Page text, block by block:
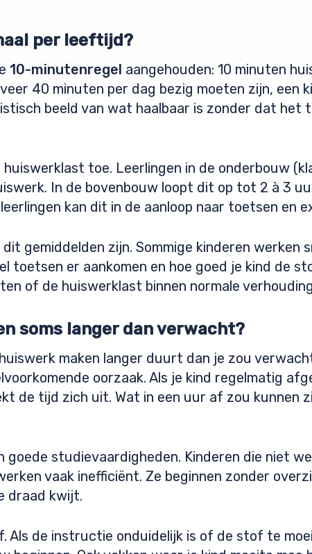
per leeftijd?
10-minutenregel aangehouden: 10 minuten
40 minuten per dag bezig moeten zijn, een
beeld van wat haalbaar is zonder dat het
toe. Leerlingen in de onderbouw
In de bovenbouw loopt dit op tot 2 à 3
kan dit in de aanloop naar toetsen en
gemiddelden zijn. Sommige kinderen werken
toetsen er aankomen en hoe goed je kind de
of de huiswerklast binnen normale
soms langer dan verwacht?
maken langer duurt dan je zou
oorzaak. Als je kind regelmatig
de tijd zich uit. Wat in een uur af zou kunnen
goede studievaardigheden. Kinderen die niet
vaak inefficiënt. Ze beginnen zonder
draad kwijt.
Als de instructie onduidelijk is of de stof te